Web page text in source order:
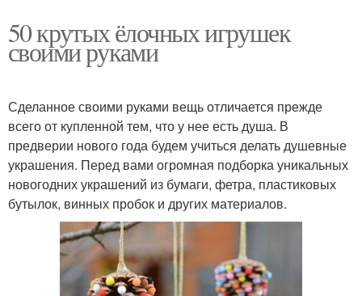
50 крутых ёлочных игрушек
своими руками
Сделанное своими руками вещь отличается прежде
всего от купленной тем, что у нее есть душа. В
предверии нового года будем учиться делать душевные
украшения. Перед вами огромная подборка уникальных
новогодних украшений из бумаги, фетра, пластиковых
бутылок, винных пробок и других материалов.